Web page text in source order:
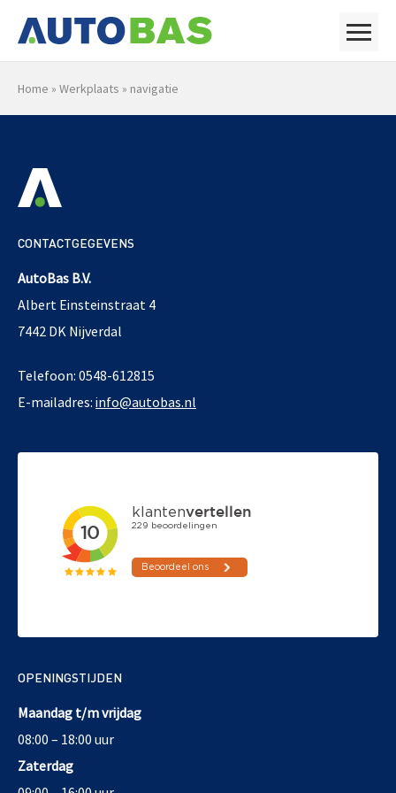
Home » Werkplaats » navigatie
CONTACTGEGEVENS
AutoBas B.V.
Albert Einsteinstraat 4
7442 DK Nijverdal
Telefoon: 0548-612815
E-mailadres: info@autobas.nl
OPENINGSTIJDEN
Maandag t/m vrijdag
08:00 – 18:00 uur
Zaterdag